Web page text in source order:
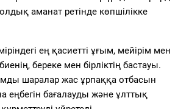
аманат ретінде көпшілікке
ең қасиетті ұғым, мейірім мен
береке мен бірліктің бастауы.
шаралар жас ұрпаққа отбасын
еңбегін бағалауды және ұлттық